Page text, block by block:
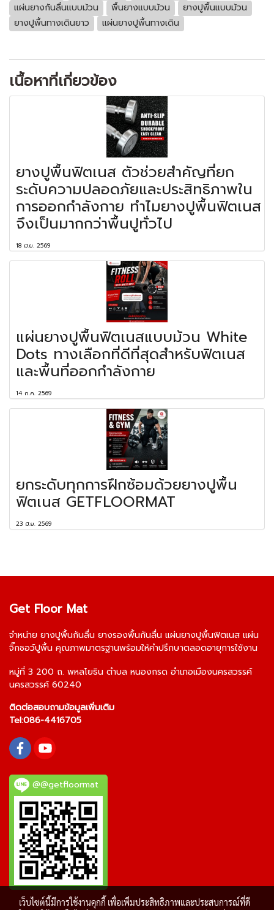
เเผ่นยางกันลื่นแบบม้วน
พื้นยางแบบม้วน
ยางปูพื้นแบบม้วน
ยางปูพื้นทางเดินยาว
เเผ่นยางปูพื้นทางเดิน
เนื้อหาที่เกี่ยวข้อง
ยางปูพื้นฟิตเนส ตัวช่วยสำคัญที่ยก
ระดับความปลอดภัยและประสิทธิภาพใน
การออกกำลังกาย ทำไมยางปูพื้นฟิตเนส
จึงเป็นมากกว่าพื้นปูทั่วไป
18 มิ.ย. 2569
แผ่นยางปูพื้นฟิตเนสแบบม้วน White
Dots ทางเลือกที่ดีที่สุดสำหรับฟิตเนส
และพื้นที่ออกกำลังกาย
14 ก.ค. 2569
ยกระดับทุกการฝึกซ้อมด้วยยางปูพื้น
ฟิตเนส GETFLOORMAT
23 มิ.ย. 2569
Get Floor Mat
จำหน่าย ยางปูพื้นกันลื่น ยางรองพื้นกันลื่น แผ่นยางปูพื้นฟิตเนส แผ่น
จิ๊กซอว์ปูพื้น คุณภาพมาตรฐานพร้อมให้คำปรึกษาตลอดอายุการใช้งาน
หมู่ที่ 3 200 ถ. พหลโยธิน ตำบล หนองกรด อำเภอเมืองนครสวรรค์
นครสวรรค์ 60240
ติดต่อสอบถามข้อมูลเพิ่มเติม
Tel:086-4416705
@@getfloormat
เว็บไซต์นี้มีการใช้งานคุกกี้ เพื่อเพิ่มประสิทธิภาพและประสบการณ์ที่ดี